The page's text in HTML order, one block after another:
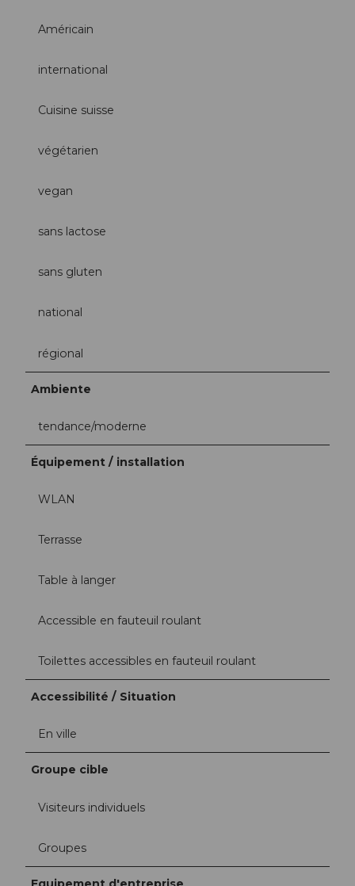
Américain
international
Cuisine suisse
végétarien
vegan
sans lactose
sans gluten
national
régional
Ambiente
tendance/moderne
Équipement / installation
WLAN
Terrasse
Table à langer
Accessible en fauteuil roulant
Toilettes accessibles en fauteuil roulant
Accessibilité / Situation
En ville
Groupe cible
Visiteurs individuels
Groupes